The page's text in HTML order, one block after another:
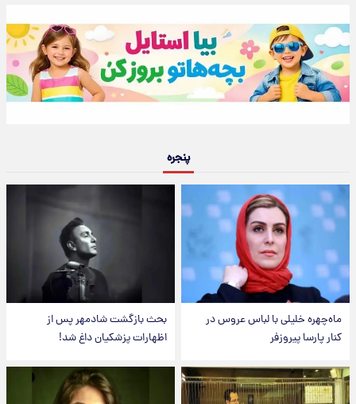
پنجره
ماه‌چهره خلیلی با لباس عروس در
کنار پارسا پیروزفر
بحث بازگشت شادمهر پس از
اظهارات پزشکیان داغ شد!